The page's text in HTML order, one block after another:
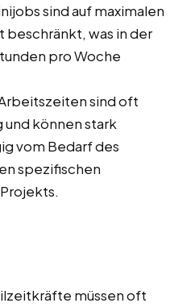
sind auf maximalen
beschränkt, was in der
pro Woche
sind oft
können stark
vom Bedarf des
spezifischen
müssen oft